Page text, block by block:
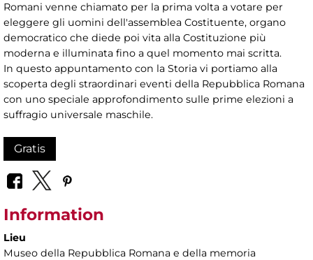
Romani venne chiamato per la prima volta a votare per
eleggere gli uomini dell'assemblea Costituente, organo
democratico che diede poi vita alla Costituzione più
moderna e illuminata fino a quel momento mai scritta.
In questo appuntamento con la Storia vi portiamo alla
scoperta degli straordinari eventi della Repubblica Romana
con uno speciale approfondimento sulle prime elezioni a
suffragio universale maschile.
Gratis
Information
Lieu
Museo della Repubblica Romana e della memoria